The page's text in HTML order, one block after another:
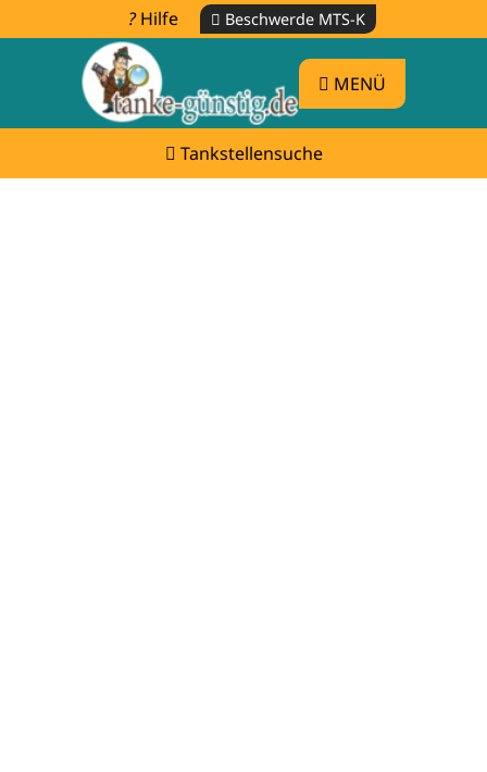
Hilfe Beschwerde MTS-K
MENÜ
Tankstellensuche